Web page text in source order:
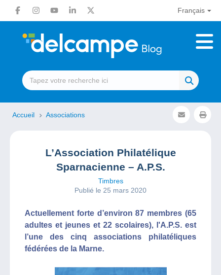
Français
Accueil Associations
L’Association Philatélique
Sparnacienne – A.P.S.
Timbres
Publié le 25 mars 2020
Actuellement forte d’environ 87 membres (65
adultes et jeunes et 22 scolaires), l'A.P.S. est
l’une des cinq associations philatéliques
fédérées de la Marne.